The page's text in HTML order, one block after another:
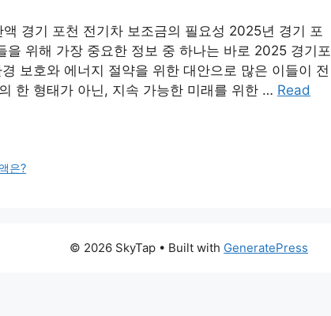
경기 포천 전기차 보조금의 필요성 2025년 경기 포
을 위해 가장 중요한 정보 중 하나는 바로 2025 경기포
보호와 에너지 절약을 위한 대안으로 많은 이들이 전
한 형태가 아닌, 지속 가능한 미래를 위한 … Read
은?
© 2026 SkyTap • Built with GeneratePress